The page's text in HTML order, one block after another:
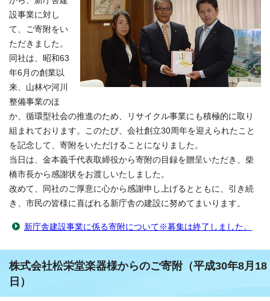
設事業に対し
て、ご寄附をい
ただきました。
同社は、昭和63
年6月の創業以
来、山林や河川
整備事業のほ
か、循環型社会の推進のため、リサイクル事業にも積極的に取り
組まれております。このたび、会社創立30周年を迎えられたこと
を記念して、寄附をいただけることになりました。
当日は、金本義千代表取締役から寄附の目録を贈呈いただき、柴
橋市長から感謝状をお渡しいたしました。
改めて、同社のご厚意に心から感謝申し上げるとともに、引き続
き、市民の皆様に喜ばれる新庁舎の建設に努めてまいります。
新庁舎建設事業に係る寄附について※募集は終了しました。
株式会社松栄堂楽器様からのご寄附（平成30年8月18
日）